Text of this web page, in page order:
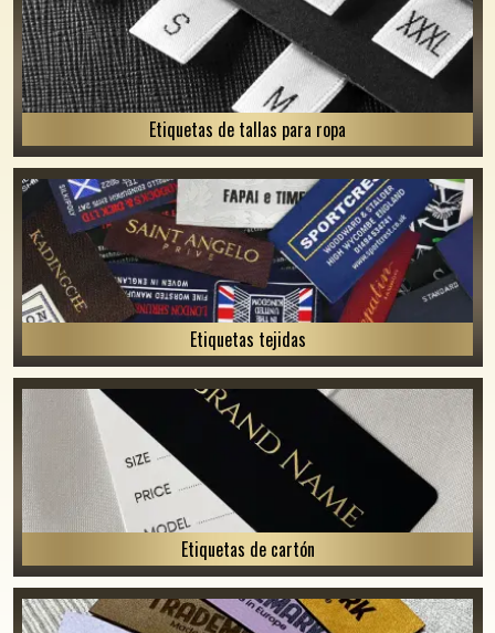
Etiquetas de tallas para ropa
Etiquetas tejidas
Etiquetas de cartón